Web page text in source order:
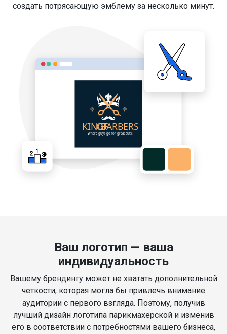
создать потрясающую эмблему за несколько минут.
Ваш логотип — ваша
индивидуальность
Вашему брендингу может не хватать дополнительной
четкости, которая могла бы привлечь внимание
аудитории с первого взгляда. Поэтому, получив
лучший дизайн логотипа парикмахерской и изменив
его в соответствии с потребностями вашего бизнеса,